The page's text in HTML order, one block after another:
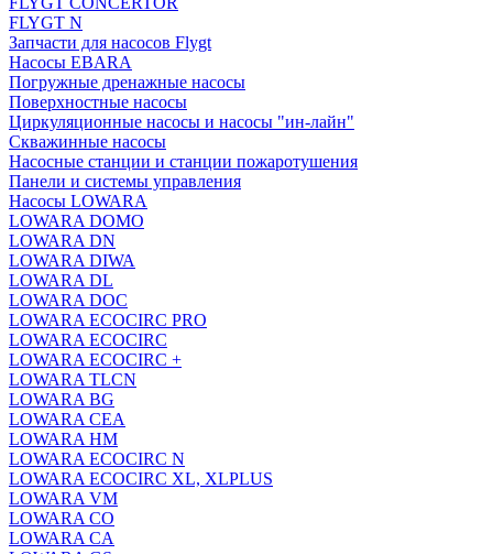
FLYGT N
Запчасти для насосов Flygt
Насосы EBARA
Погружные дренажные насосы
Поверхностные насосы
Циркуляционные насосы и насосы "ин-лайн"
Скважинные насосы
Насосные станции и станции пожаротушения
Панели и системы управления
Насосы LOWARA
LOWARA DOMO
LOWARA DN
LOWARA DIWA
LOWARA DL
LOWARA DOC
LOWARA ECOCIRC PRO
LOWARA ECOCIRC
LOWARA ECOCIRC +
LOWARA TLCN
LOWARA BG
LOWARA CEA
LOWARA HM
LOWARA ECOCIRC N
LOWARA ECOCIRC XL, XLPLUS
LOWARA VM
LOWARA CO
LOWARA CA